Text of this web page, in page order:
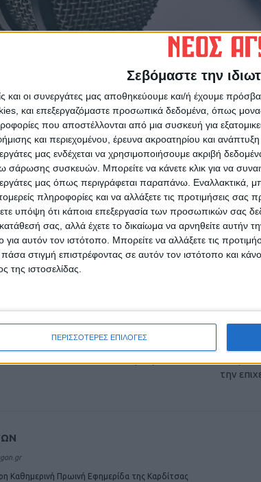
Σεβόμαστε την
και οι συνεργάτες μας αποθηκεύουμε και/ή έχουμε
και επεξεργαζόμαστε προσωπικά δεδομένα, όπως
που αποστέλλονται από μια συσκευή για
και περιεχομένου, έρευνα ακροατηρίου και
μας ενδέχεται να χρησιμοποιήσουμε ακριβή
σάρωσης συσκευών. Μπορείτε να κάνετε κλικ για να
μας όπως περιγράφεται παραπάνω. Εναλλακτικά,
πληροφορίες και να αλλάξετε τις προτιμήσεις σας
υπόψη ότι κάποια επεξεργασία των προσωπικών σας
σας, αλλά έχετε το δικαίωμα να αρνηθείτε αυτήν
για αυτόν τον ιστότοπο. Μπορείτε να αλλάξετε τις
στιγμή επιστρέφοντας σε αυτόν τον ιστότοπο και
της ιστοσελίδας.
ΠΕΡΙΣΣΟΤΕΡΕΣ ΕΠΙΛΟΓΕΣ
την εφημερίδα ΝΕΟΣ ΑΓΩΝ στο Google
στην περιοχή της Καρδίτσας και ευρύτερα της
της ύλης
την
Καθημερινή Πρωινή Εφημερίδα της Καρδίτσας